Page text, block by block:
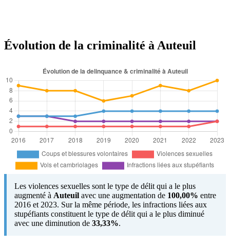
Évolution de la criminalité à Auteuil
Les violences sexuelles sont le type de délit qui a le plus
augmenté à Auteuil avec une augmentation de 100,00% entre
2016 et 2023. Sur la même période, les infractions liées aux
stupéfiants constituent le type de délit qui a le plus diminué
avec une diminution de 33,33%.